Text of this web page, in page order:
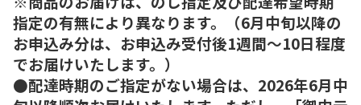
指定の有無により異なります。（6月中旬以降の
お申込み分は、お申込み受付後1週間～10日程度
でお届けいたします。）
●配達時期のご指定がない場合は、2026年6月中